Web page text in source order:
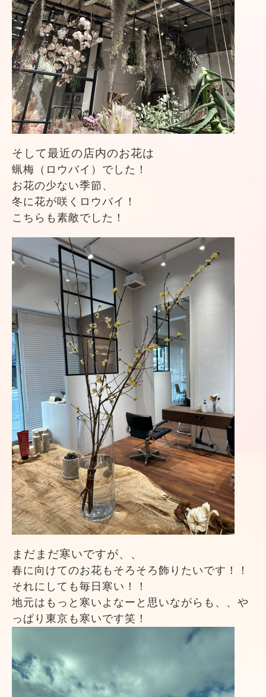
そして最近の店内のお花は
蝋梅（ロウバイ）でした！
お花の少ない季節、
冬に花が咲くロウバイ！
こちらも素敵でした！
まだまだ寒いですが、、
春に向けてのお花もそろそろ飾りたいです！！
それにしても毎日寒い！！
地元はもっと寒いよなーと思いながらも、、や
っぱり東京も寒いです笑！